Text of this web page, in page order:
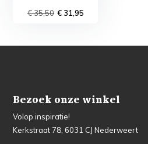
€ 35,50 € 31,95
Bezoek onze winkel
Volop inspiratie!
Kerkstraat 78, 6031 CJ Nederweert